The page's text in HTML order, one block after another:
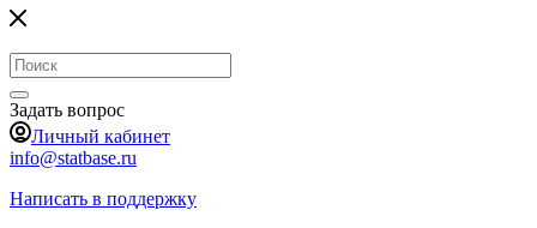
Задать вопрос
Личный кабинет
info@statbase.ru
Написать в поддержку